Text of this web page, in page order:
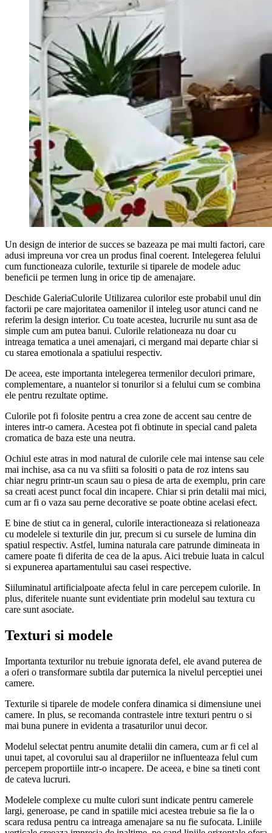
Un design de interior de succes se bazeaza pe mai multi factori, care
adusi impreuna vor crea un produs final coerent. Intelegerea felului
cum functioneaza culorile, texturile si tiparele de modele aduc
beneficii pe termen lung in orice tip de amenajare.
Deschide GaleriaCulorile Utilizarea culorilor este probabil unul din
factorii pe care majoritatea oamenilor il inteleg usor atunci cand ne
referim la design interior. Cu toate acestea, lucrurile nu sunt asa de
simple cum am putea banui. Culorile relationeaza nu doar cu
intreaga tematica a unei amenajari, ci mergand mai departe chiar si
cu starea emotionala a spatiului respectiv.
De aceea, este importanta intelegerea termenilor deculori primare,
complementare, a nuantelor si tonurilor si a felului cum se combina
ele pentru rezultate optime.
Culorile pot fi folosite pentru a crea zone de accent sau centre de
interes intr-o camera. Acestea pot fi obtinute in special cand paleta
cromatica de baza este una neutra.
Ochiul este atras in mod natural de culorile cele mai intense sau cele
mai inchise, asa ca nu va sfiiti sa folositi o pata de roz intens sau
chiar negru printr-un scaun sau o piesa de arta de exemplu, prin care
sa creati acest punct focal din incapere. Chiar si prin detalii mai mici,
cum ar fi o vaza sau perne decorative se poate obtine acelasi efect.
E bine de stiut ca in general, culorile interactioneaza si relationeaza
cu modelele si texturile din jur, precum si cu sursele de lumina din
spatiul respectiv. Astfel, lumina naturala care patrunde dimineata in
camere poate fi diferita de cea de la apus. Aici trebuie luata in calcul
si expunerea apartamentului sau casei respective.
Siiluminatul artificialpoate afecta felul in care percepem culorile. In
plus, diferitele nuante sunt evidentiate prin modelul sau textura cu
care sunt asociate.
Texturi si modele
Importanta texturilor nu trebuie ignorata defel, ele avand puterea de
a oferi o transformare subtila dar puternica la nivelul perceptiei unei
camere.
Texturile si tiparele de modele confera dinamica si dimensiune unei
camere. In plus, se recomanda contrastele intre texturi pentru o si
mai buna punere in evidenta a trasaturilor unui decor.
Modelul selectat pentru anumite detalii din camera, cum ar fi cel al
unui tapet, al covorului sau al draperiilor ne influenteaza felul cum
percepem proportiile intr-o incapere. De aceea, e bine sa tineti cont
de cateva lucruri.
Modelele complexe cu multe culori sunt indicate pentru camerele
largi, generoase, pe cand in spatiile mici acestea trebuie sa fie la o
scara redusa pentru ca intreaga amenajare sa nu fie sufocata. Liniile